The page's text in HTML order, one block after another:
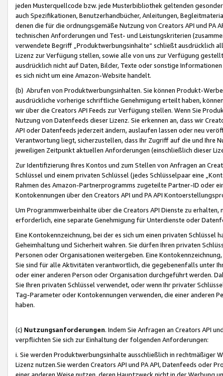
jeden Musterquellcode bzw. jede Musterbibliothek geltenden
auch Spezifikationen, Benutzerhandbücher, Anleitungen,
denen die für die ordnungsgemäße Nutzung von Creators API und PA
technischen Anforderungen und Test- und Leistungskriterien
verwendete Begriff „Produktwerbungsinhalte“ schließt ausdrücklich
Lizenz zur Verfügung stellen, sowie alle von uns zur Verfügung
ausdrücklich nicht auf Daten, Bilder, Texte oder sonstige
es sich nicht um eine Amazon-Website handelt.
(b) Abrufen von Produktwerbungsinhalten. Sie können Produkt-
ausdrückliche vorherige schriftliche Genehmigung erteilt haben,
wir über die Creators API Feeds zur Verfügung stellen. Wenn Sie
Nutzung von Datenfeeds dieser Lizenz. Sie erkennen an, dass wir
API oder Datenfeeds jederzeit ändern, auslaufen lassen oder neu
Verantwortung liegt, sicherzustellen, dass Ihr Zugriff auf die und Ihre
jeweiligen Zeitpunkt aktuellen Anforderungen (einschließlich dieser
Zur Identifizierung Ihres Kontos und zum Stellen von Anfragen an
Schlüssel und einem privaten Schlüssel (jedes Schlüsselpaar eine
Rahmen des Amazon-Partnerprogramms zugeteilte Partner-ID oder
Kontokennungen über den Creators API und PA API
Um Programmwerbeinhalte über die Creators API Dienste zu
erforderlich, eine separate Genehmigung für Unterdienste oder
Eine Kontokennzeichnung, bei der es sich um einen privaten
Geheimhaltung und Sicherheit wahren. Sie dürfen Ihren privaten
Personen oder Organisationen weitergeben. Eine
Sie sind für alle Aktivitäten verantwortlich, die gegebenenfalls unter
oder einer anderen Person oder Organisation durchgeführt werden.
Sie Ihren privaten Schlüssel verwendet, oder wenn Ihr privater
Tag-Parameter oder Kontokennungen verwenden, die einer anderen
haben.
(c) Nutzungsanforderungen. Indem Sie Anfragen an Creators API
verpflichten Sie sich zur Einhaltung der folgenden Anforderungen:
i. Sie werden Produktwerbungsinhalte ausschließlich in rechtmäßiger
Lizenz nutzen.Sie werden Creators API und PA API, Datenfeeds oder
einer anderen Weise nutzen, deren Hauptzweck nicht in der Werbung